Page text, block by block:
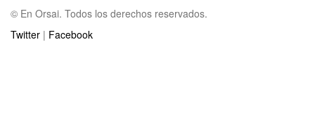
© En Orsai. Todos los derechos reservados.
Twitter | Facebook